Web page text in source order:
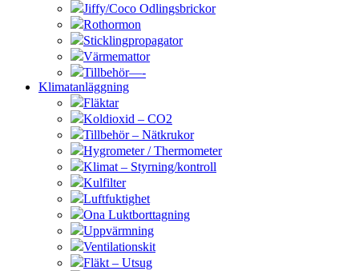
Jiffy/Coco Odlingsbrickor
Rothormon
Sticklingpropagator
Värmemattor
Tillbehör—-
Klimatanläggning
Fläktar
Koldioxid – CO2
Tillbehör – Nätkrukor
Hygrometer / Thermometer
Klimat – Styrning/kontroll
Kulfilter
Luftfuktighet
Ona Luktborttagning
Uppvärmning
Ventilationskit
Fläkt – Utsug